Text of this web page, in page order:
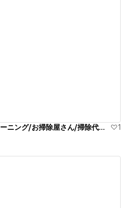
北九州市若松区/ハウスクリーニング/お掃除屋さん/掃除代行業者 1